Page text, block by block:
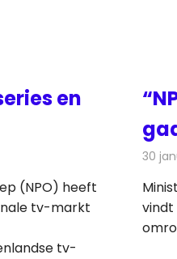
en
(NPO) heeft
tv-markt
tv-
30
vindt